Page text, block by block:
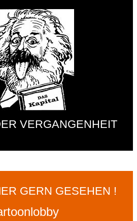
VERGANGENHEIT
GERN GESEHEN !